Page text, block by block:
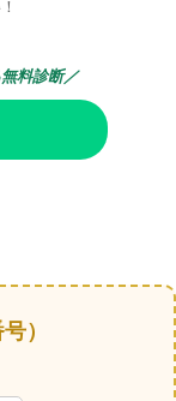
料診断／
）